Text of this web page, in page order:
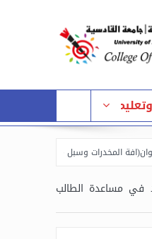
المخدرات وسبل مكافحتها)
في مساعدة الطالب